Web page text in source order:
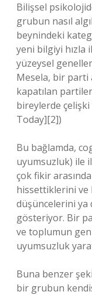
Bilişsel
grubun nasıl
beynindeki
yeni bilgiyi hızla
yüzeysel
Mesela, bir parti
kapatılan
bireylerde
Today][2])
Bu bağlamda,
uyumsuzluk) ile
çok fikir
hissettiklerini ve
düşüncelerini ya
gösteriyor. Bir
ve toplumun
uyumsuzluk
Buna benzer
bir grubun